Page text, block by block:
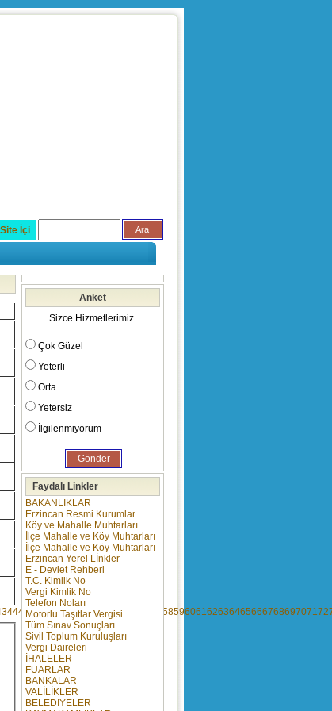
Site İçi
4445464748495051525354 585960616263646566676869707172
Anket
Sizce Hizmetlerimiz...
Çok Güzel
Yeterli
Orta
Yetersiz
İlgilenmiyorum
Faydalı Linkler
BAKANLIKLAR
Erzincan Resmi Kurumlar
Köy ve Mahalle Muhtarları
İlçe Mahalle ve Köy Muhtarları
İlçe Mahalle ve Köy Muhtarları
Erzincan Yerel Lİnkler
E - Devlet Rehberi
T.C. Kimlik No
Vergi Kimlik No
Telefon Noları
Motorlu Taşıtlar Vergisi
Tüm Sınav Sonuçları
Sivil Toplum Kuruluşları
Vergi Daireleri
İHALELER
FUARLAR
BANKALAR
VALİLİKLER
BELEDİYELER